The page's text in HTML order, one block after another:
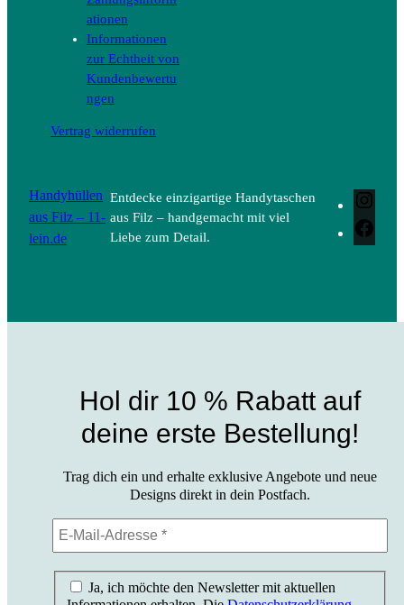
ationen
Informationen
zur Echtheit von
Kundenbewertu
ngen
Vertrag widerrufen
Handyhüllen
aus Filz – 11-
lein.de
Entdecke einzigartige Handytaschen
aus Filz – handgemacht mit viel
Liebe zum Detail.
Hol dir 10 % Rabatt auf
deine erste Bestellung!
Trag dich ein und erhalte exklusive Angebote und neue
Designs direkt in dein Postfach.
Ja, ich möchte den Newsletter mit aktuellen